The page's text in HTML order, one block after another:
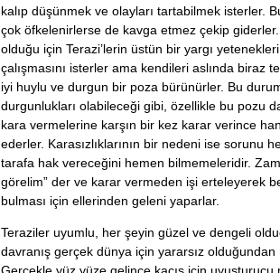
kalıp düşünmek ve olayları tartabilmek isterler.
çok öfkelenirlerse de kavga etmez çekip
olduğu için Terazi’lerin üstün bir yargı
çalışmasını isterler ama kendileri aslında biraz
iyi huylu ve durgun bir poza bürünürler. Bu
durgunlukları olabileceği gibi, özellikle bu pozu
kara vermelerine karşın bir kez karar verince
ederler. Karasızlıklarının bir nedeni ise sorunu
tarafa hak vereceğini hemen bilmemeleridir.
görelim” der ve karar vermeden işi erteleyerek
bulması için ellerinden geleni yaparlar.
Teraziler uyumlu, her şeyin güzel ve dengeli
davranış gerçek dünya için yararsız